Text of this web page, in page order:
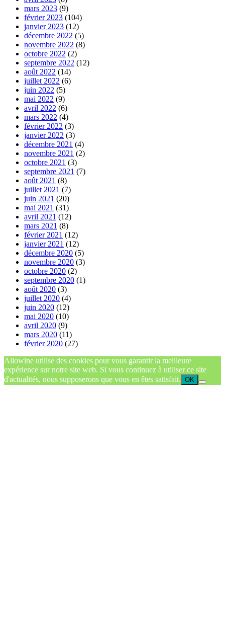
mars 2023 (9)
février 2023 (104)
janvier 2023 (12)
décembre 2022 (5)
novembre 2022 (8)
octobre 2022 (2)
septembre 2022 (12)
août 2022 (14)
juillet 2022 (6)
juin 2022 (5)
mai 2022 (9)
avril 2022 (6)
mars 2022 (4)
février 2022 (3)
janvier 2022 (3)
décembre 2021 (4)
novembre 2021 (2)
octobre 2021 (3)
septembre 2021 (7)
août 2021 (8)
juillet 2021 (7)
juin 2021 (20)
mai 2021 (31)
avril 2021 (12)
mars 2021 (8)
février 2021 (12)
janvier 2021 (12)
décembre 2020 (5)
novembre 2020 (3)
octobre 2020 (2)
septembre 2020 (1)
août 2020 (3)
juillet 2020 (4)
juin 2020 (12)
mai 2020 (10)
avril 2020 (9)
mars 2020 (11)
février 2020 (27)
Allowine utilise des cookies pour vous garantir la meilleure
expérience sur notre site web. Si vous continuez à utiliser ce site
d'actualités, nous supposerons que vous en êtes satisfait. OK